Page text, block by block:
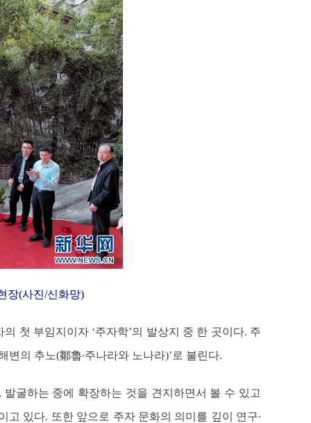
장(사진/신화망)
첫 부임지이자 ‘주자학’의 발상지 중 한 곳이다. 주
의 추노(鄒魯∙주나라와 노나라)’로 불린다.
굴하는 중에 확장하는 것을 견지하면서 볼 수 있고
있다. 또한 앞으로 주자 문화의 의미를 깊이 연구∙